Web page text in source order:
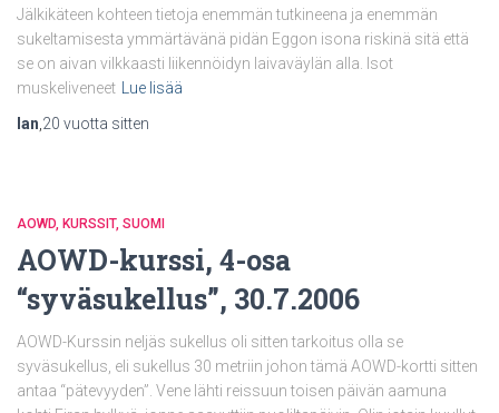
Jälkikäteen kohteen tietoja enemmän tutkineena ja enemmän
sukeltamisesta ymmärtävänä pidän Eggon isona riskinä sitä että
se on aivan vilkkaasti liikennöidyn laivaväylän alla. Isot
muskeliveneet
Lue lisää
Ian 20 vuotta sitten
AOWD KURSSIT SUOMI
AOWD-kurssi, 4-osa
“syväsukellus”, 30.7.2006
AOWD-Kurssin neljäs sukellus oli sitten tarkoitus olla se
syväsukellus, eli sukellus 30 metriin johon tämä AOWD-kortti sitten
antaa “pätevyyden”. Vene lähti reissuun toisen päivän aamuna